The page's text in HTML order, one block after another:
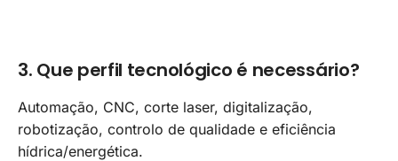
3. Que perfil tecnológico é necessário?
Automação, CNC, corte laser, digitalização,
robotização, controlo de qualidade e eficiência
hídrica/energética.